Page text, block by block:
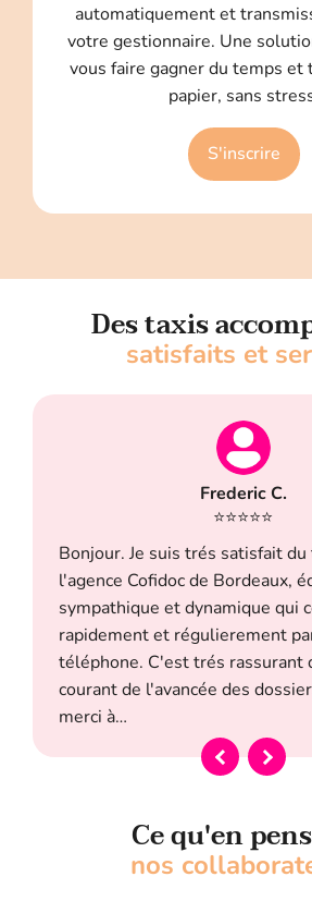
automatiquement et
votre gestionnaire. Une
vous faire gagner du temps et
papier, sans
S'inscrire
Des taxis
satisfaits et
Frederic C.
⭐⭐⭐⭐⭐
Bonjour. Je suis trés satisfait
l'agence Cofidoc de Bordeaux,
sympathique et dynamique qui
rapidement et régulierement
téléphone. C'est trés rassurant
courant de l'avancée des
merci à…
Ce qu'en
nos